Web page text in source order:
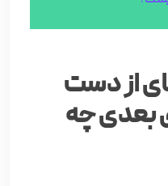
از دست
بعدی چه